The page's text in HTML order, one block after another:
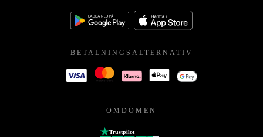
BETALNINGSALTERNATIV
OMDÖMEN
Trustpilot